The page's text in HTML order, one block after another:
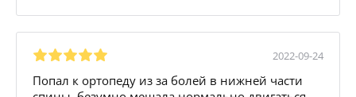
2022-09-24
Попал к ортопеду из за болей в нижней части